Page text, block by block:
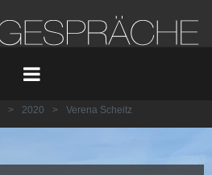
> 2020 > Verena Scheitz